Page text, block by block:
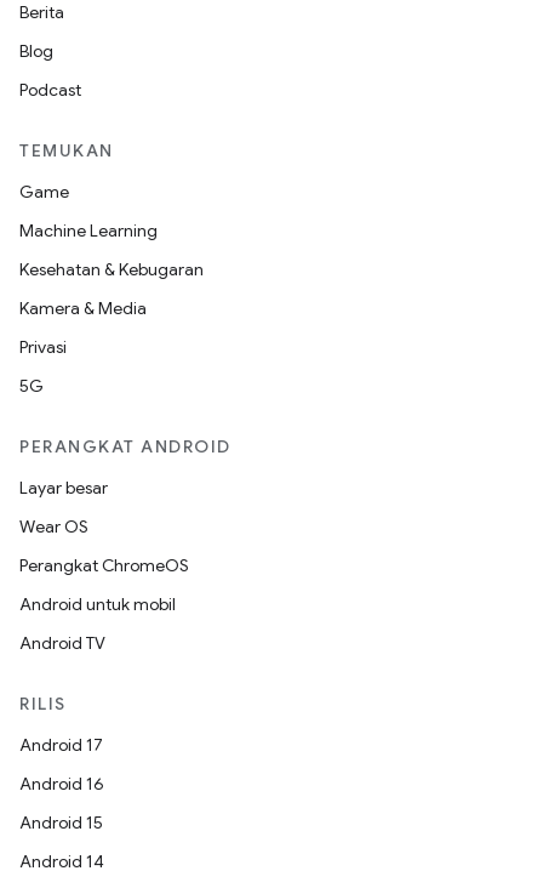
Berita
Blog
Podcast
TEMUKAN
Game
Machine Learning
Kesehatan & Kebugaran
Kamera & Media
Privasi
5G
PERANGKAT ANDROID
Layar besar
Wear OS
Perangkat ChromeOS
Android untuk mobil
Android TV
RILIS
Android 17
Android 16
Android 15
Android 14